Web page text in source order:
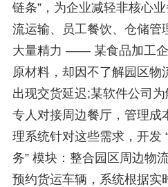
链条”，为企业减轻非核心
流运输、员工餐饮、仓储管
大量精力 —— 某食品加工
原材料，却因不了解园区物
出现交货延迟;某软件公司
专人对接周边餐厅，管理成
理系统针对这些需求，开发
务” 模块：整合园区周边物
预约货运车辆，系统根据实